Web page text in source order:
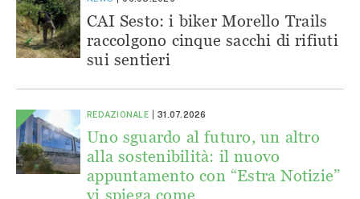
CAI Sesto: i biker Morello Trails
raccolgono cinque sacchi di rifiuti
sui sentieri
REDAZIONALE 31.07.2026
Uno sguardo al futuro, un altro
alla sostenibilità: il nuovo
appuntamento con “Estra Notizie”
vi spiega come